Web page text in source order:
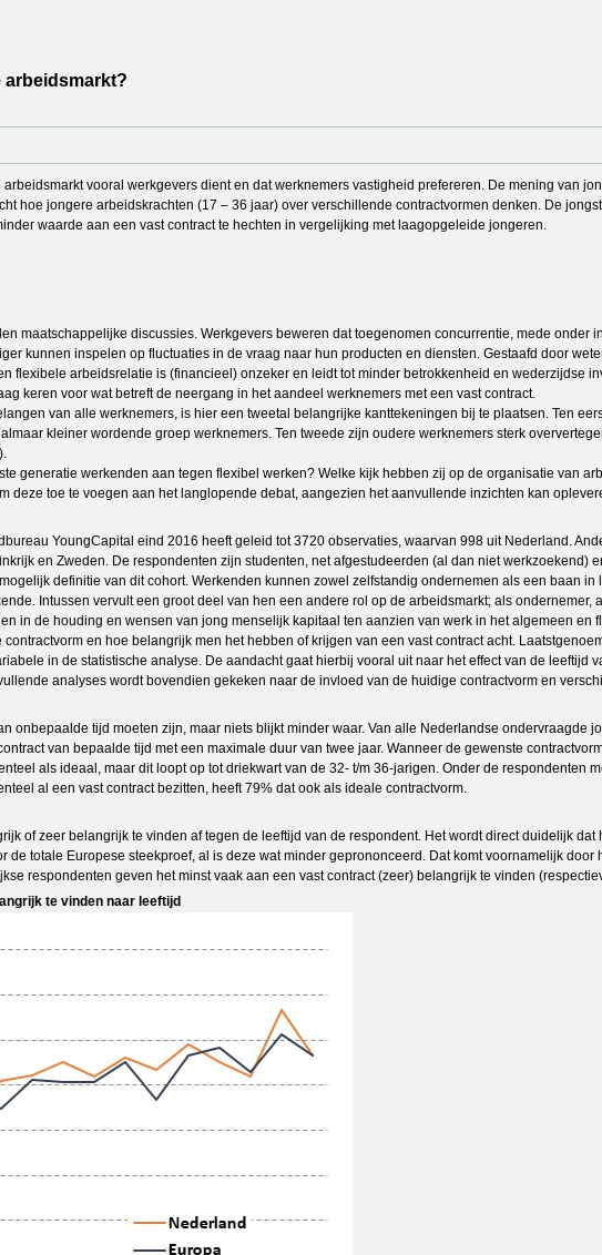
arbeidsmarkt?
vooral werkgevers dient en dat werknemers vastigheid prefereren. De mening van
hoe jongere arbeidskrachten (17 – 36 jaar) over verschillende contractvormen denken. De
waarde aan een vast contract te hechten in vergelijking met laagopgeleide jongeren.
maatschappelijke discussies. Werkgevers beweren dat toegenomen concurrentie, mede
kunnen inspelen op fluctuaties in de vraag naar hun producten en diensten. Gestaafd door
flexibele arbeidsrelatie is (financieel) onzeker en leidt tot minder betrokkenheid en wederzijdse
keren voor wat betreft de neergang in het aandeel werknemers met een vast contract.
van alle werknemers, is hier een tweetal belangrijke kanttekeningen bij te plaatsen. Ten
kleiner wordende groep werknemers. Ten tweede zijn oudere werknemers sterk
generatie werkenden aan tegen flexibel werken? Welke kijk hebben zij op de organisatie van
deze toe te voegen aan het langlopende debat, aangezien het aanvullende inzichten kan
YoungCapital eind 2016 heeft geleid tot 3720 observaties, waarvan 998 uit Nederland.
en Zweden. De respondenten zijn studenten, net afgestudeerden (al dan niet
definitie van dit cohort. Werkenden kunnen zowel zelfstandig ondernemen als een baan
Intussen vervult een groot deel van hen een andere rol op de arbeidsmarkt; als
in de houding en wensen van jong menselijk kapitaal ten aanzien van werk in het algemeen
en hoe belangrijk men het hebben of krijgen van een vast contract acht.
in de statistische analyse. De aandacht gaat hierbij vooral uit naar het effect van de leeftijd
analyses wordt bovendien gekeken naar de invloed van de huidige contractvorm en
onbepaalde tijd moeten zijn, maar niets blijkt minder waar. Van alle Nederlandse ondervraagde
van bepaalde tijd met een maximale duur van twee jaar. Wanneer de gewenste
als ideaal, maar dit loopt op tot driekwart van de 32- t/m 36-jarigen. Onder de respondenten
al een vast contract bezitten, heeft 79% dat ook als ideale contractvorm.
of zeer belangrijk te vinden af tegen de leeftijd van de respondent. Het wordt direct duidelijk
totale Europese steekproef, al is deze wat minder geprononceerd. Dat komt voornamelijk
respondenten geven het minst vaak aan een vast contract (zeer) belangrijk te vinden
te vinden naar leeftijd